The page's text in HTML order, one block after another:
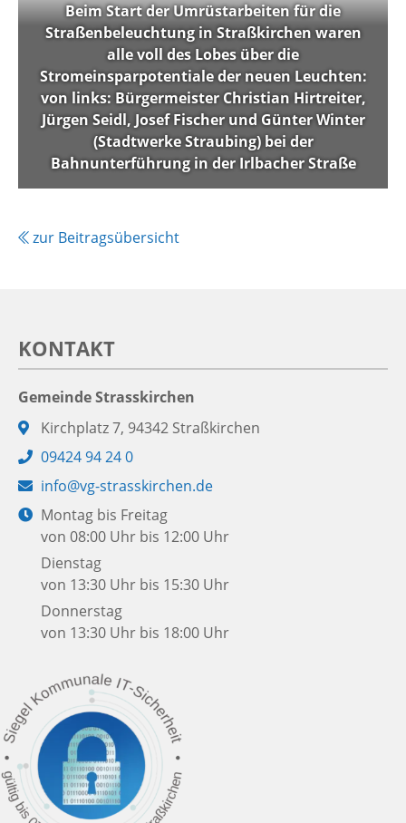
Beim Start der Umrüstarbeiten für die
Straßenbeleuchtung in Straßkirchen waren
alle voll des Lobes über die
Stromeinsparpotentiale der neuen Leuchten:
von links: Bürgermeister Christian Hirtreiter,
Jürgen Seidl, Josef Fischer und Günter Winter
(Stadtwerke Straubing) bei der
Bahnunterführung in der Irlbacher Straße
zur Beitragsübersicht
KONTAKT
Gemeinde Strasskirchen
Adresse:
Kirchplatz 7, 94342 Straßkirchen
Telefon:
09424 94 24 0
E-
Mail:
info@vg-strasskirchen.de
Öffnungszeiten:
Montag bis Freitag
von 08:00 Uhr bis 12:00 Uhr
Dienstag
von 13:30 Uhr bis 15:30 Uhr
Donnerstag
von 13:30 Uhr bis 18:00 Uhr